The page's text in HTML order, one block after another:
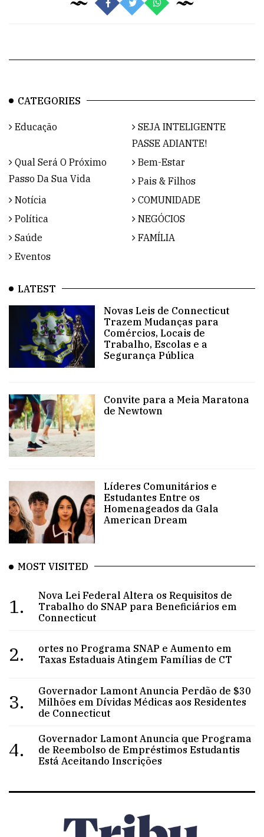
CATEGORIES
Educação
SEJA INTELIGENTE
PASSE ADIANTE!
Qual Será O Próximo
Passo Da Sua Vida
Bem-Estar
Pais & Filhos
Notícia
COMUNIDADE
Política
NEGÓCIOS
Saúde
FAMÍLIA
Eventos
LATEST
Novas Leis de Connecticut
Trazem Mudanças para
Comércios, Locais de
Trabalho, Escolas e a
Segurança Pública
Convite para a Meia Maratona
de Newtown
Líderes Comunitários e
Estudantes Entre os
Homenageados da Gala
American Dream
MOST VISITED
1.
Nova Lei Federal Altera os Requisitos de
Trabalho do SNAP para Beneficiários em
Connecticut
2.
ortes no Programa SNAP e Aumento em
Taxas Estaduais Atingem Famílias de CT
3.
Governador Lamont Anuncia Perdão de $30
Milhões em Dívidas Médicas aos Residentes
de Connecticut
4.
Governador Lamont Anuncia que Programa
de Reembolso de Empréstimos Estudantis
Está Aceitando Inscrições